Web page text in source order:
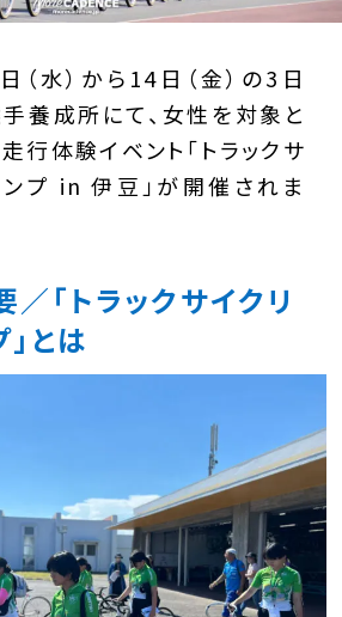
水）から14日（金）の3日
養成所にて、女性を対象と
行体験イベント「トラックサ
プ in 伊豆」が開催されま
「トラックサイクリ
とは